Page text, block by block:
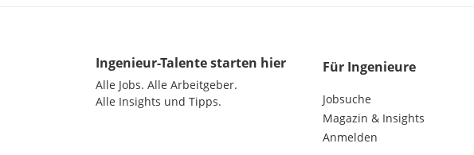
Ingenieur-Talente starten hier
Alle Jobs. Alle Arbeitgeber.
Alle Insights und Tipps.
Für Ingenieure
Jobsuche
Magazin & Insights
Anmelden